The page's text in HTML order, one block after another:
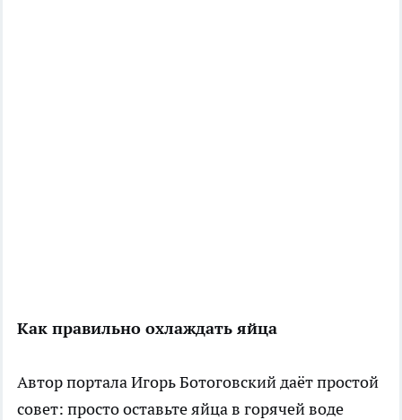
Как правильно охлаждать яйца
Автор портала Игорь Ботоговский даёт простой
совет: просто оставьте яйца в горячей воде